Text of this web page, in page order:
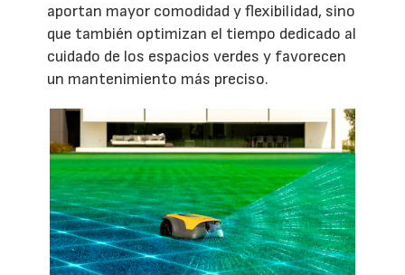
aportan mayor comodidad y flexibilidad, sino
que también optimizan el tiempo dedicado al
cuidado de los espacios verdes y favorecen
un mantenimiento más preciso.